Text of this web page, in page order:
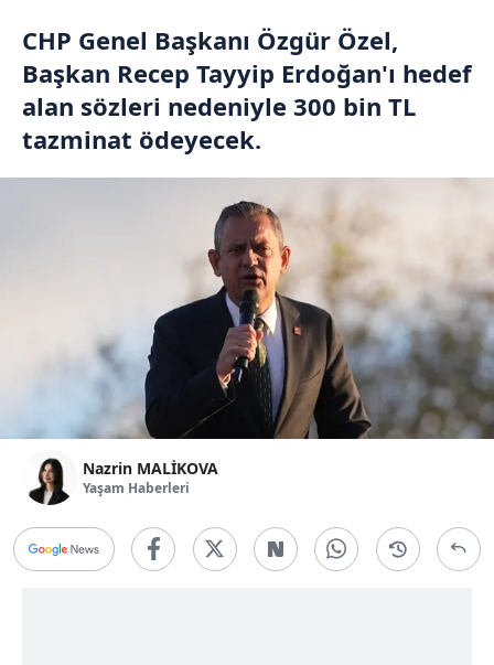
CHP Genel Başkanı Özgür Özel,
Başkan Recep Tayyip Erdoğan'ı hedef
alan sözleri nedeniyle 300 bin TL
tazminat ödeyecek.
Nazrin MALİKOVA
Yaşam Haberleri